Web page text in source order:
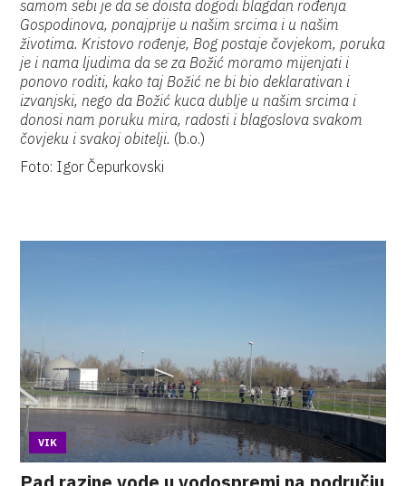
samom sebi je da se doista dogodi blagdan rođenja
Gospodinova, ponajprije u našim srcima i u našim
životima. Kristovo rođenje, Bog postaje čovjekom, poruka
je i nama ljudima da se za Božić moramo mijenjati i
ponovo roditi, kako taj Božić ne bi bio deklarativan i
izvanjski, nego da Božić kuca dublje u našim srcima i
donosi nam poruku mira, radosti i blagoslova svakom
čovjeku i svakoj obitelji. (b.o.)
Foto: Igor Čepurkovski
VIK